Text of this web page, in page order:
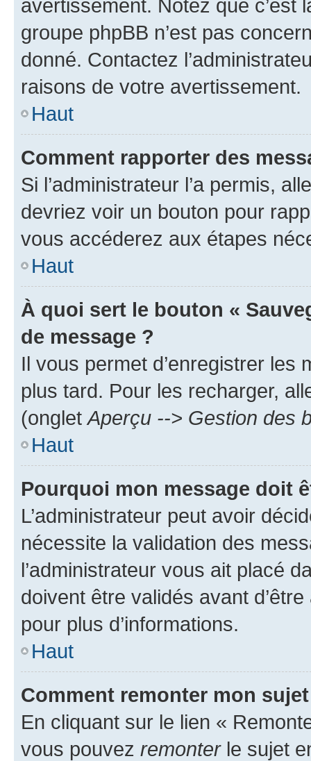
avertissement. Notez que c’est
groupe phpBB n’est pas
donné. Contactez
raisons de votre avertissement.
Haut
Comment rapporter des
Si l’administrateur l’a permis,
devriez voir un bouton pour
vous accéderez aux étapes
Haut
À quoi sert le bouton «
de message ?
Il vous permet d’enregistrer
plus tard. Pour les recharger,
(onglet Aperçu --> Gestion des
Haut
Pourquoi mon message doit
L’administrateur peut avoir
nécessite la validation des
l’administrateur vous ait placé
doivent être validés avant
pour plus d’informations.
Haut
Comment remonter mon
En cliquant sur le lien «
vous pouvez remonterle sujet